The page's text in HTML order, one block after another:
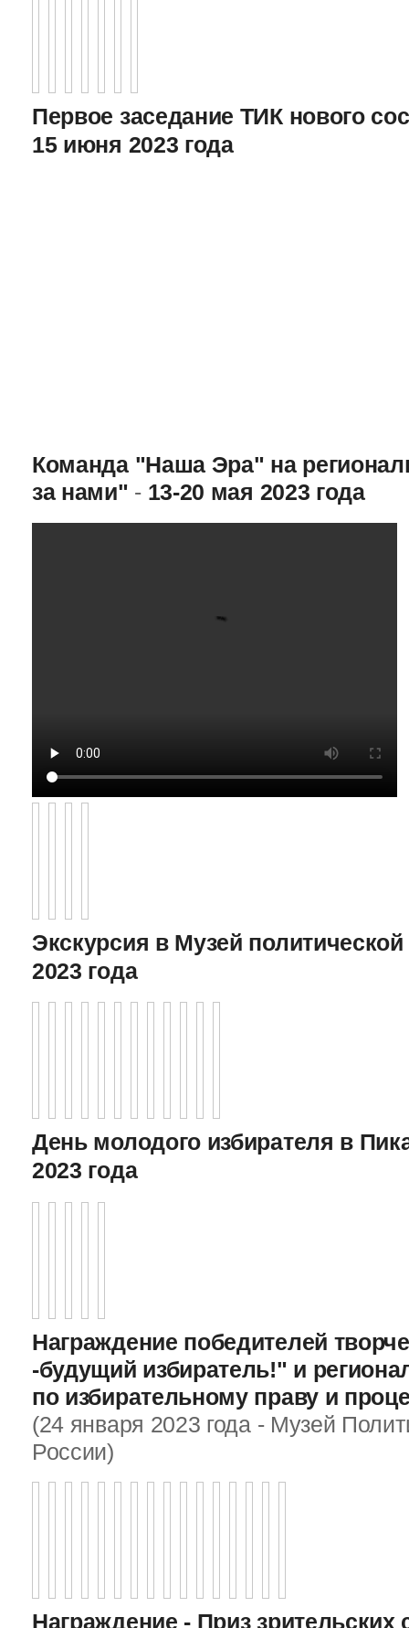
Первое заседание ТИК нового
15 июня 2023 года
Команда "Наша Эра" на
за нами" - 13-20 мая 2023 года
Экскурсия в Музей
2023 года
День молодого избирателя в
2023 года
Награждение победителей
-будущий избиратель!" и
по избирательному праву и
(24 января 2023 года - Музей
России)
Награждение - Приз зрительских